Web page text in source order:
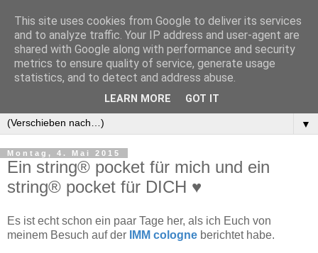
▼
Montag, 4. Mai 2015
Ein string® pocket für mich und ein
string® pocket für DICH ♥
Es ist echt schon ein paar Tage her, als ich Euch von
meinem Besuch auf der
IMM cologne berichtet habe.
This site uses cookies from Google to deliver its services
and to analyze traffic. Your IP address and user-agent are
shared with Google along with performance and security
metrics to ensure quality of service, generate usage
statistics, and to detect and address abuse.
LEARN MORE GOT IT